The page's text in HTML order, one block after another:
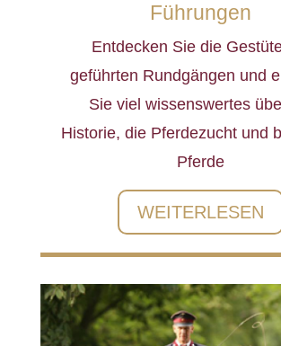
Führungen
Entdecken Sie die
geführten Rundgängen und
Sie viel wissenswertes
Historie, die Pferdezucht und
Pferde
WEITERLESEN